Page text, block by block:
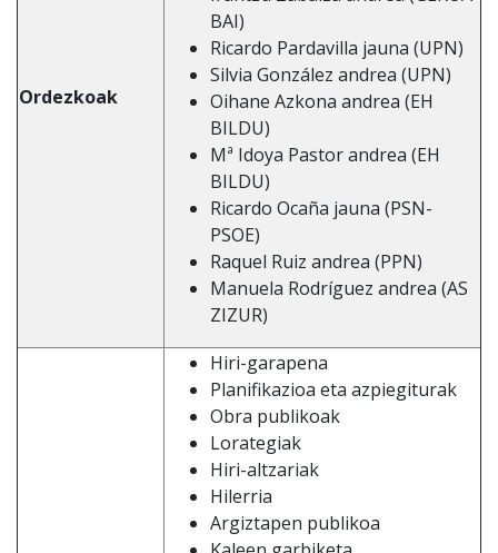
Ordezkoak
BAI)
Ricardo Pardavilla jauna (UPN)
Silvia González andrea (UPN)
Oihane Azkona andrea (EH
BILDU)
Mª Idoya Pastor andrea (EH
BILDU)
Ricardo Ocaña jauna (PSN-
PSOE)
Raquel Ruiz andrea (PPN)
Manuela Rodríguez andrea (AS
ZIZUR)
Hiri-garapena
Planifikazioa eta azpiegiturak
Obra publikoak
Lorategiak
Hiri-altzariak
Hilerria
Argiztapen publikoa